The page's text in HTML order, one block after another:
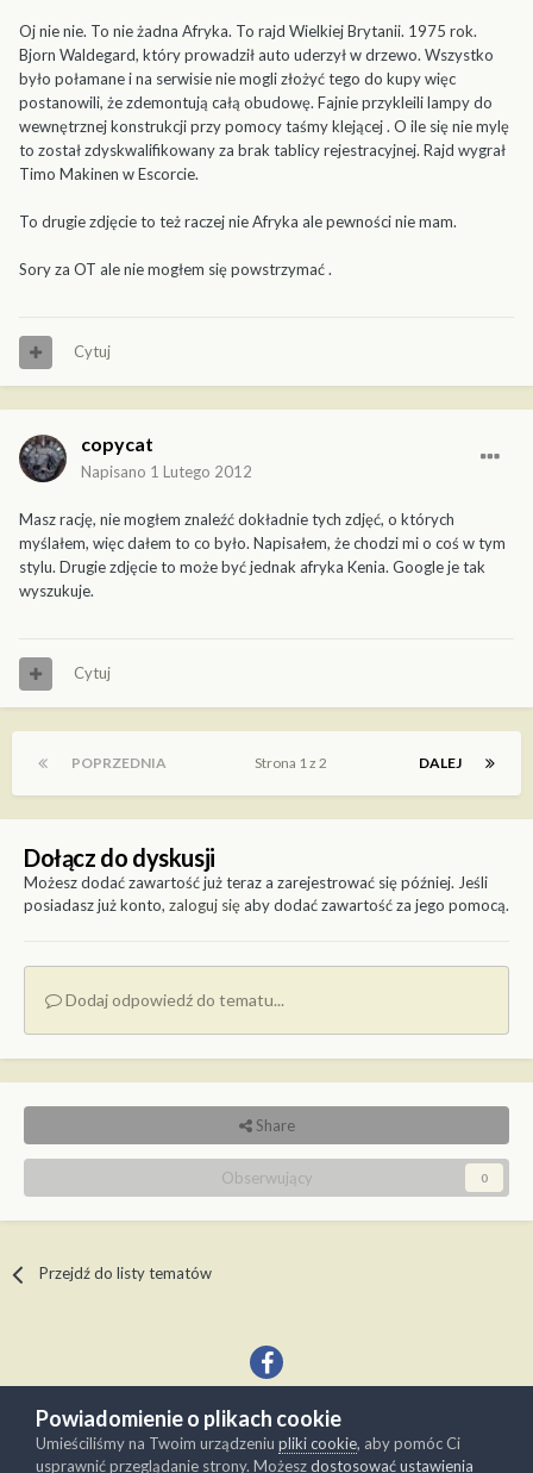
Oj nie nie. To nie żadna Afryka. To rajd Wielkiej Brytanii. 1975 rok.
Bjorn Waldegard, który prowadził auto uderzył w drzewo. Wszystko
było połamane i na serwisie nie mogli złożyć tego do kupy więc
postanowili, że zdemontują całą obudowę. Fajnie przykleili lampy do
wewnętrznej konstrukcji przy pomocy taśmy klejącej . O ile się nie mylę
to został zdyskwalifikowany za brak tablicy rejestracyjnej. Rajd wygrał
Timo Makinen w Escorcie.
To drugie zdjęcie to też raczej nie Afryka ale pewności nie mam.
Sory za OT ale nie mogłem się powstrzymać .
Cytuj
copycat
Napisano 1 Lutego 2012
Masz rację, nie mogłem znaleźć dokładnie tych zdjęć, o których
myślałem, więc dałem to co było. Napisałem, że chodzi mi o coś w tym
stylu. Drugie zdjęcie to może być jednak afryka Kenia. Google je tak
wyszukuje.
Cytuj
POPRZEDNIA DALEJ
Strona 1 z 2
Dołącz do dyskusji
Możesz dodać zawartość już teraz a zarejestrować się później. Jeśli
posiadasz już konto, zaloguj sięaby dodać zawartość za jego pomocą.
Dodaj odpowiedź do tematu...
Share
Obserwujący 0
Przejdź do listy tematów
Język Kontakt
Copyright © Modelwork.pl
Powered by Invision Community
Powiadomienie o plikach cookie
Umieściliśmy na Twoim urządzeniu pliki cookie, aby pomóc Ci
usprawnić przeglądanie strony. Możeszdostosować ustawienia